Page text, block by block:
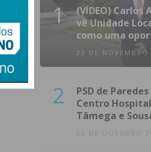
1
(VÍDEO) Carlos
vê Unidade
como uma
23 DE NOVEMBRO
2
PSD de
Centro
Tâmega e
23 DE OUTUBRO